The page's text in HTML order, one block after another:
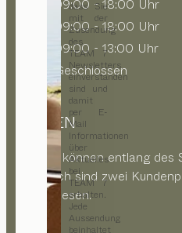
dass Sie
mit der
Zusendung
des
TEAM 7
Newsletters
einverstanden
sind und
damit
per E-
Mail
Informationen
über
Aktuelles
bei
TEAM 7
erhalten.
Jede
Aussendung
beinhaltet
09:00 - 18:00 Uhr
09:00 - 18:00 Uhr
09:00 - 13:00 Uhr
Geschlossen
PARKEN
Kunden können entlang
zusätzlich sind zwei
ausgewiesen.